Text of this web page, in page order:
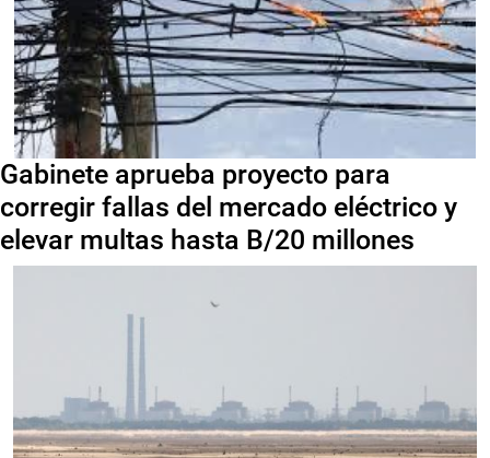
Gabinete aprueba proyecto para
corregir fallas del mercado eléctrico y
elevar multas hasta B/20 millones